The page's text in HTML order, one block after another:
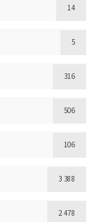
14
5
316
506
106
3 388
2 478